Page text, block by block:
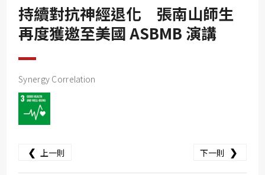
SDG11
SDG12
持續對抗神經退化 張南山師生
再度獲邀至美國 ASBMB 演講
Synergy Correlation
❮ 上一則 下一則 ❯